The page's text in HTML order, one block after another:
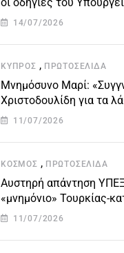
οι οδηγίες του
τις υψηλές
14/07/2026
ΚΎΠΡΟΣ , ΠΡΩΤΟΣΈΛΙΔΑ
Μνημόσυνο Μαρί:
Χριστοδουλίδη για τα
οδήγησαν στην τραγωδία
11/07/2026
ΚΌΣΜΟΣ , ΠΡΩΤΟΣΈΛΙΔΑ
Αυστηρή απάντηση
«μνημόνιο» Τουρκίας-
τον υποθαλάσσιο αγωγό
11/07/2026